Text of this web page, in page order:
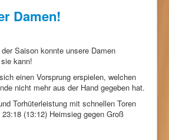
Damen!
Saison konnte unsere Damen
kann!
einen Vorsprung erspielen, welchen
nicht mehr aus der Hand gegeben hat.
Torhüterleistung mit schnellen Toren
(13:12) Heimsieg gegen Groß